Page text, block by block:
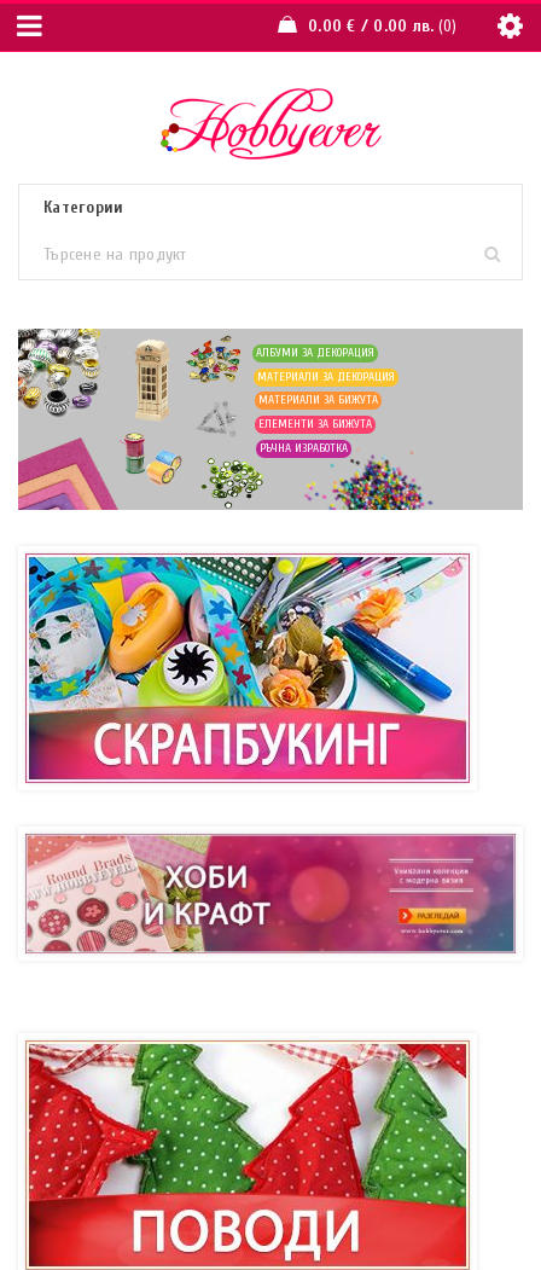
0.00€ / 0.00 лв. 0
АЛБУМИ ЗА ДЕКОРАЦИЯ
МАТЕРИАЛИ ЗА ДЕКОРАЦИЯ
МАТЕРИАЛИ ЗА БИЖУТА
ЕЛЕМЕНТИ ЗА БИЖУТА
РЪЧНА ИЗРАБОТКА